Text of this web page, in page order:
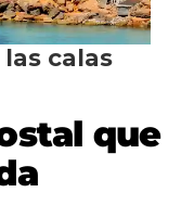
que